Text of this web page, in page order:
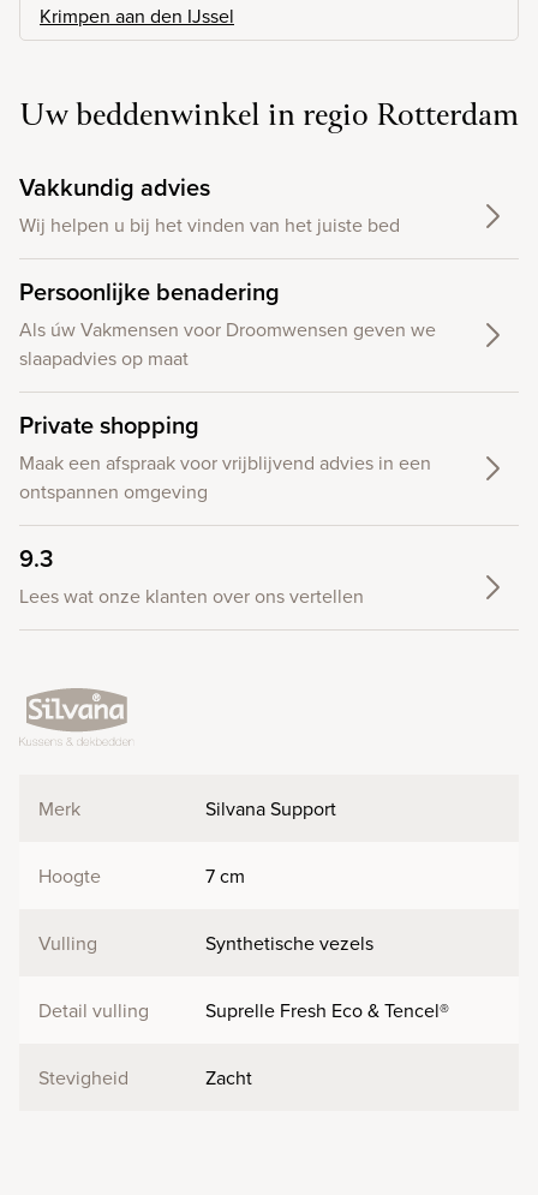
Krimpen aan den IJssel
Uw beddenwinkel in regio Rotterdam
Vakkundig advies
Wij helpen u bij het vinden van het juiste bed
Persoonlijke benadering
Als úw Vakmensen voor Droomwensen geven we
slaapadvies op maat
Private shopping
Maak een afspraak voor vrijblijvend advies in een
ontspannen omgeving
9.3
Lees wat onze klanten over ons vertellen
Merk Silvana Support
Hoogte 7 cm
Vulling Synthetische vezels
Detail vulling Suprelle Fresh Eco & Tencel®
Stevigheid Zacht